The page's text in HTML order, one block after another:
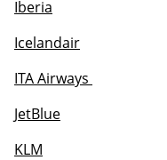
Iberia
Icelandair
ITA Airways
JetBlue
KLM